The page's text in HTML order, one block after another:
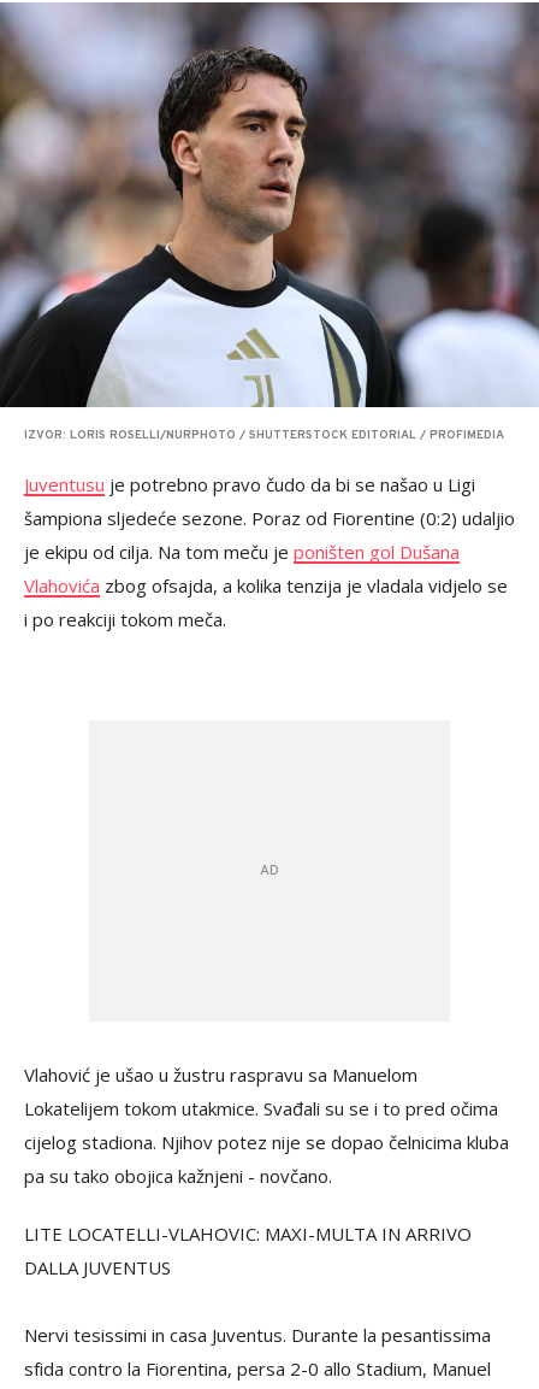
IZVOR: LORIS ROSELLI/NURPHOTO / SHUTTERSTOCK EDITORIAL / PROFIMEDIA
Juventusu je potrebno pravo čudo da bi se našao u Ligi
šampiona sljedeće sezone. Poraz od Fiorentine (0:2) udaljio
je ekipu od cilja. Na tom meču je poništen gol Dušana
Vlahovića zbog ofsajda, a kolika tenzija je vladala vidjelo se
i po reakciji tokom meča.
Vlahović je ušao u žustru raspravu sa Manuelom
Lokatelijem tokom utakmice. Svađali su se i to pred očima
cijelog stadiona. Njihov potez nije se dopao čelnicima kluba
pa su tako obojica kažnjeni - novčano.
LITE LOCATELLI-VLAHOVIC: MAXI-MULTA IN ARRIVO
DALLA JUVENTUS
Nervi tesissimi in casa Juventus. Durante la pesantissima
sfida contro la Fiorentina, persa 2-0 allo Stadium, Manuel